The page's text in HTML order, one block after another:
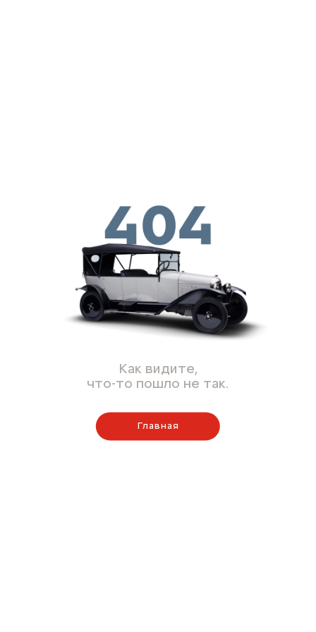
Как видите,
что-то пошло не так.
Главная